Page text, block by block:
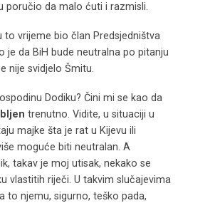
poručio da malo ćuti i razmisli.
to vrijeme bio član Predsjedništva
je da BiH bude neutralna po pitanju
nije svidjelo Šmitu.
Dodiku? Čini mi se kao da
trenutno. Vidite, u situaciji u
majke šta je rat u Kijevu ili
moguće biti neutralan. A
takav je moj utisak, nekako se
vlastitih riječi. U takvim slučajevima
to njemu, sigurno, teško pada,